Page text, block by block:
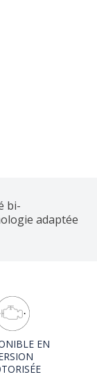
bi-
adaptée
EN